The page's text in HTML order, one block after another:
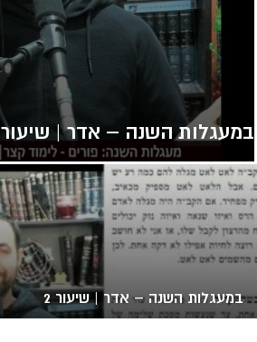
במעגלות השנה – אדר | שיעור 1
במעגלות השנה – אדר | שיעור 2